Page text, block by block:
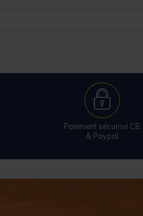
Paiement sécurisé CB
& Paypal